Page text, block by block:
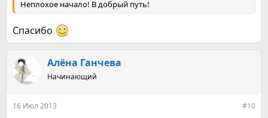
Неплохое начало! В добрый путь!
Спасибо
Алёна Ганчева
Начинающий
16 Июл 2013 #10